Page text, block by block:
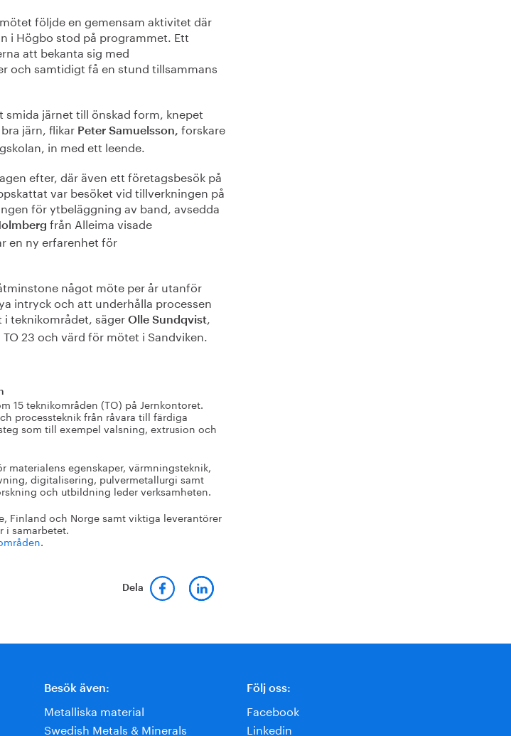
följde en gemensam aktivitet där
i Högbo stod på programmet. Ett
att bekanta sig med
och samtidigt få en stund tillsammans
smida järnet till önskad form, knepet
järn, flikar Peter Samuelsson, forskare
in med ett leende.
efter, där även ett företagsbesök på
var besöket vid tillverkningen på
för ytbeläggning av band, avsedda
från Alleima visade
en ny erfarenhet för
något möte per år utanför
intryck och att underhålla processen
teknikområdet, säger Olle Sundqvist,
23 och värd för mötet i Sandviken.
15 teknikområden (TO) på Jernkontoret.
processteknik från råvara till färdiga
som till exempel valsning, extrusion och
materialens egenskaper, värmningsteknik,
digitalisering, pulvermetallurgi samt
och utbildning leder verksamheten.
Finland och Norge samt viktiga leverantörer
i samarbetet.
.
Dela
Besök även:
Metalliska material
Swedish Metals & Minerals
Följ oss:
Facebook
Linkedin